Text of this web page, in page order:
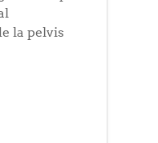
la pelvis